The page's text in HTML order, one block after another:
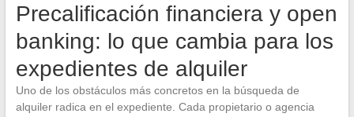
Precalificación financiera y open
banking: lo que cambia para los
expedientes de alquiler
Uno de los obstáculos más concretos en la búsqueda de
alquiler radica en el expediente. Cada propietario o agencia